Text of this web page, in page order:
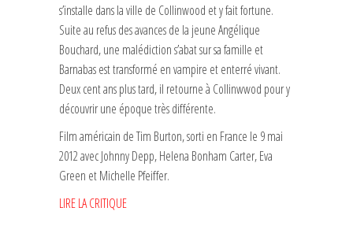
s’installe dans la ville de Collinwood et y fait fortune.
Suite au refus des avances de la jeune Angélique
Bouchard, une malédiction s’abat sur sa famille et
Barnabas est transformé en vampire et enterré vivant.
Deux cent ans plus tard, il retourne à Collinwwod pour y
découvrir une époque très différente.
Film américain de Tim Burton, sorti en France le 9 mai
2012 avec Johnny Depp, Helena Bonham Carter, Eva
Green et Michelle Pfeiffer.
LIRE LA CRITIQUE